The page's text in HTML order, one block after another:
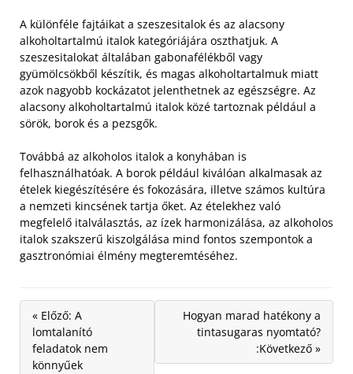
A különféle fajtáikat a szeszesitalok és az alacsony
alkoholtartalmú italok kategóriájára oszthatjuk. A
szeszesitalokat általában gabonafélékből vagy
gyümölcsökből készítik, és magas alkoholtartalmuk miatt
azok nagyobb kockázatot jelenthetnek az egészségre. Az
alacsony alkoholtartalmú italok közé tartoznak például a
sörök, borok és a pezsgők.
Továbbá az alkoholos italok a konyhában is
felhasználhatóak. A borok például kiválóan alkalmasak az
ételek kiegészítésére és fokozására, illetve számos kultúra
a nemzeti kincsének tartja őket. Az ételekhez való
megfelelő italválasztás, az ízek harmonizálása, az alkoholos
italok szakszerű kiszolgálása mind fontos szempontok a
gasztronómiai élmény megteremtéséhez.
« Előző: A
lomtalanító
feladatok nem
könnyűek
Hogyan marad hatékony a
tintasugaras nyomtató?
:Következő »